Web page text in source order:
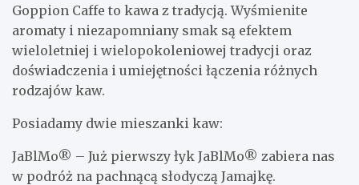
Goppion Caffe to kawa z tradycją. Wyśmienite
aromaty i niezapomniany smak są efektem
wieloletniej i wielopokoleniowej tradycji oraz
doświadczenia i umiejętności łączenia różnych
rodzajów kaw.
Posiadamy dwie mieszanki kaw:
JaBlMo® – Już pierwszy łyk JaBlMo® zabiera nas
w podróż na pachnącą słodyczą Jamajkę.